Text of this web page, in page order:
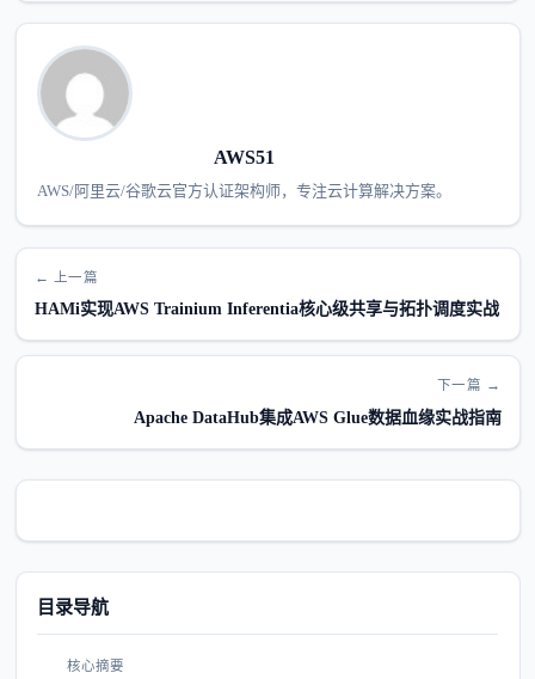
AWS51
AWS/阿里云/谷歌云官方认证架构师，专注云计算解决方案。
← 上一篇
HAMi实现AWS Trainium Inferentia核心级共享与拓扑调度实战
下一篇 →
Apache DataHub集成AWS Glue数据血缘实战指南
目录导航
核心摘要